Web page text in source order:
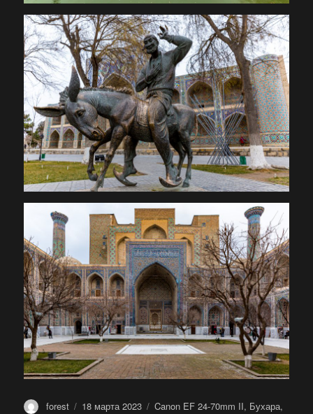
Автор
forest Опубликовано
18 марта 2023 Метки
Canon EF 24-70mm II, Бухара,